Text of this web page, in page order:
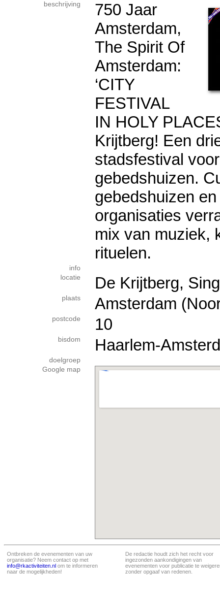
beschrijving
750 Jaar
Amsterdam,
The Spirit Of
Amsterdam:
‘CITY
FESTIVAL
IN HOLY
Krijtberg! Een
stadsfestival
gebedshuizen.
gebedshuizen
organisaties
mix van muziek,
rituelen.
info
locatie
De Krijtberg,
plaats Amsterdam
postcode 10
bisdom Haarlem-
doelgroep
Google map
Ontbreken de evenementen van uw
organisatie? Neem contact op met
info@rkactiviteiten.nl om te informeren
naar de mogelijkheden!
De redactie houdt zich het recht voor
ingezonden aankondigingen van
evenementen voor publicatie te
zonder opgaaf van redenen.